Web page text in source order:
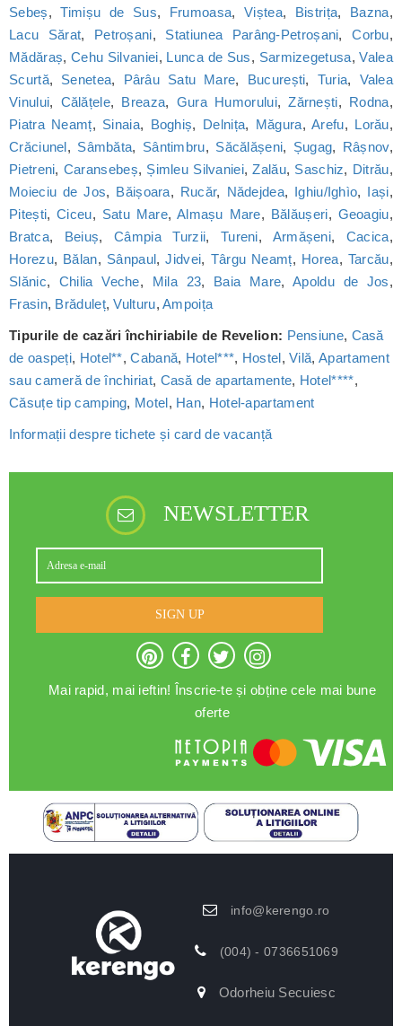
Sebeș,Timișu de Sus, Frumoasa,Viștea, Bistrița, Bazna,
Lacu Sărat, Petroșani, Statiunea Parâng-Petroșani,Corbu,
Mădăraș,Cehu Silvaniei, Lunca de Sus, Sarmizegetusa,Valea
Scurtă, Senetea, Pârâu Satu Mare, București, Turia, Valea
Vinului, Călățele, Breaza, Gura Humorului,Zărnești, Rodna,
Piatra Neamț, Sinaia, Boghiș, Delnița, Măgura,Arefu, Lorău,
Crăciunel, Sâmbăta, Sântimbru, Săcălășeni, Șugag, Râșnov,
Pietreni, Caransebeș, Șimleu Silvaniei,Zalău, Saschiz, Ditrău,
Moieciu de Jos, Băișoara, Rucăr, Nădejdea, Ighiu/Ighìo, Iași,
Pitești,Ciceu, Satu Mare, Almașu Mare, Bălăușeri, Geoagiu,
Bratca, Beiuș, Câmpia Turzii, Tureni, Armășeni, Cacica,
Horezu, Bălan, Sânpaul,Jidvei, Târgu Neamț, Horea, Tarcău,
Slănic, Chilia Veche, Mila 23, Baia Mare,Apoldu de Jos,
Frasin, Brăduleț,Vulturu,Ampoița
Tipurile de cazări închiriabile de Revelion: Pensiune, Casă
de oaspeți, Hotel**,Cabană, Hotel***, Hostel,Vilă, Apartament
sau cameră de închiriat, Casă de apartamente, Hotel****,
Căsuțe tip camping, Motel, Han, Hotel-apartament
Informații despre tichete și card de vacanță
NEWSLETTER
SIGN UP
Mai rapid, mai ieftin! Înscrie-te și obține cele mai bune
oferte
info@kerengo.ro
(004) - 0736651069
Odorheiu Secuiesc